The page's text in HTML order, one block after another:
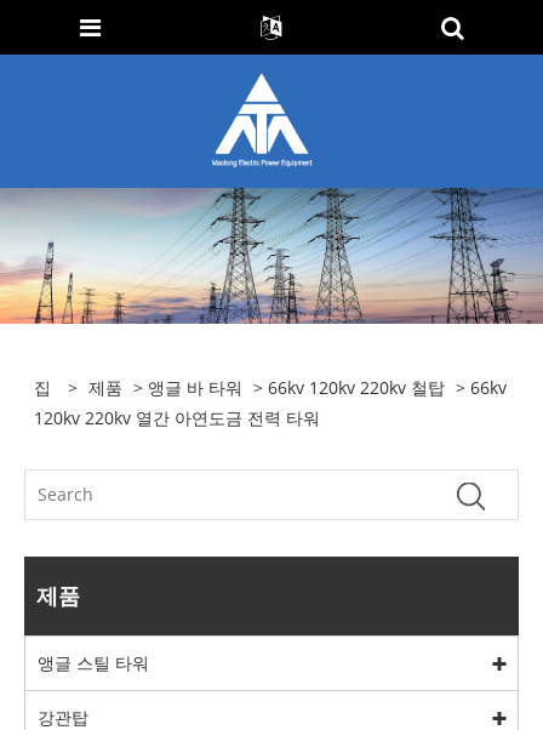
집 > 제품 > 앵글 바 타워 >66kv 120kv 220kv 철탑 > 66kv
120kv 220kv 열간 아연도금 전력 타워
제품
앵글 스틸 타워
강관탑